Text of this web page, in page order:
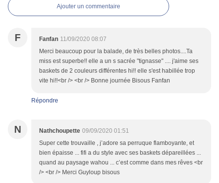
Ajouter un commentaire
F Fanfan 11/09/2020 08:07
Merci beaucoup pour la balade, de très belles photos....Ta
miss est superbe!! elle a un s sacrée "tignasse" .... j'aime ses
baskets de 2 couleurs différentes hi!! elle s'est habillée trop
vite hi!!<br /> <br /> Bonne journée Bisous Fanfan
Répondre
N Nathchoupette 09/09/2020 01:51
Super cette trouvaille , j’adore sa perruque flamboyante, et
bien épaisse ... fifi a du style avec ses baskets dépareillées ...
quand au paysage wahou ... c’est comme dans mes rêves <br
/> <br /> Merci Guyloup bisous